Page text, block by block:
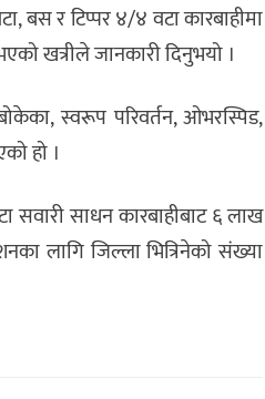
बस र टिप्पर ४/४ वटा कारबाहीमा
खत्रीले जानकारी दिनुभयो ।
स्वरूप परिवर्तन, ओभरस्पिड,
हो ।
सवारी साधन कारबाहीबाट ६ लाख
लागि जिल्ला भित्रिनेको संख्या